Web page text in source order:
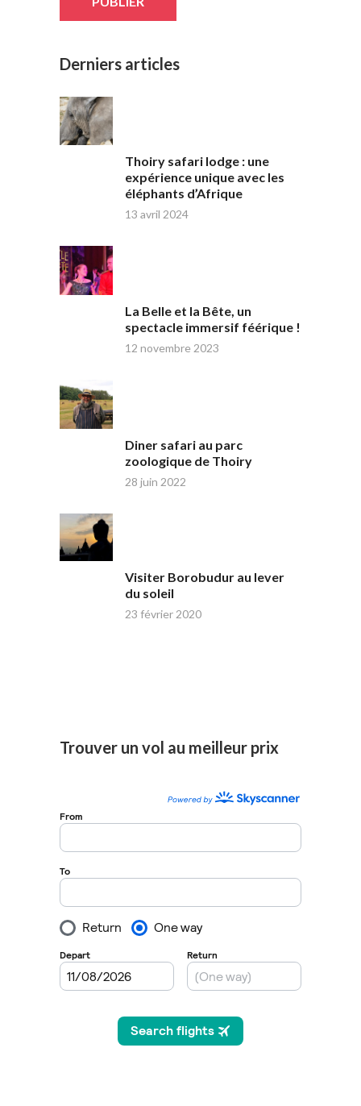
Derniers articles
Thoiry safari lodge : une
expérience unique avec les
éléphants d’Afrique
13 avril 2024
La Belle et la Bête, un
spectacle immersif féérique !
12 novembre 2023
Diner safari au parc
zoologique de Thoiry
28 juin 2022
Visiter Borobudur au lever
du soleil
23 février 2020
Trouver un vol au meilleur prix